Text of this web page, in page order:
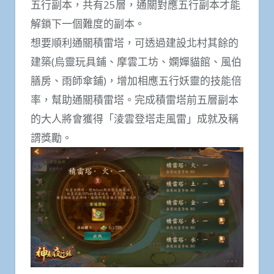
五行副本，共有25層，通關對應五行副本才能
解鎖下一個難度的副本。
想要順利通關積雷塔，可透過建設北村其餘的
建築(烏靈玩具鋪、摩雲工坊、嫻嬋貓館、風伯
膳房、雨師傘鋪)，增加相應五行妖靈的技能倍
率，幫助通關積雷塔。完成積雷塔前五層副本
的大人將會獲得「淩雲登塔走風雷」成就及稱
謂獎勵。